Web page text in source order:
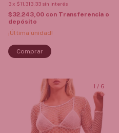
3 x $11.313,33 sin interés
$32.243,00 con Transferencia o
depósito
¡Última unidad!
Comprar
1 / 6